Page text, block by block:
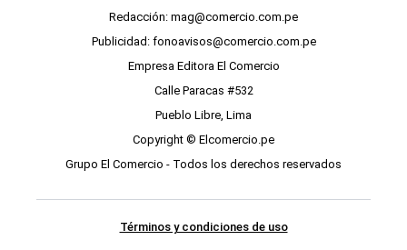
Redacción: mag@comercio.com.pe
Publicidad: fonoavisos@comercio.com.pe
Empresa Editora El Comercio
Calle Paracas #532
Pueblo Libre, Lima
Copyright © Elcomercio.pe
Grupo El Comercio - Todos los derechos reservados
Términos y condiciones de uso